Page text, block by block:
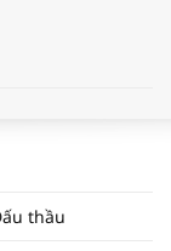
2025 | NHỊP
thầu